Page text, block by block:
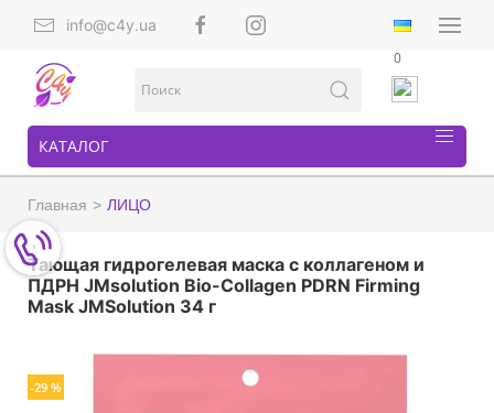
info@c4y.ua
0
КАТАЛОГ
Главная ЛИЦО
Тающая гидрогелевая маска с коллагеном и
ПДРН JMsolution Bio-Collagen PDRN Firming
Mask JMSolution 34 г
-29 %